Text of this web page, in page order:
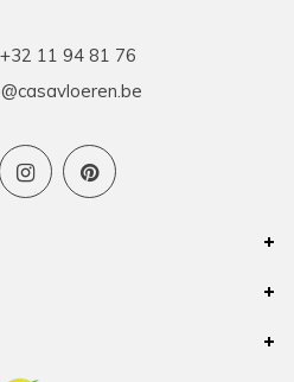
+32 11 94 81 76